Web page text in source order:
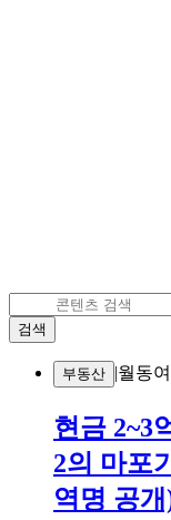
검색
부동산 |월동
현금 2~3
2의 마포
역명 공개